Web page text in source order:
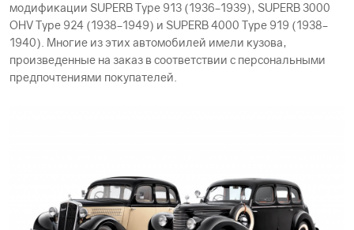
модификации SUPERB Type 913 (1936–1939), SUPERB 3000
OHV Type 924 (1938–1949) и SUPERB 4000 Type 919 (1938–
1940). Многие из этих автомобилей имели кузова,
произведенные на заказ в соответствии с персональными
предпочтениями покупателей.